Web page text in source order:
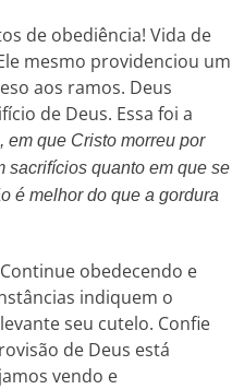
de obediência! Vida de
mesmo providenciou um
aos ramos. Deus
de Deus. Essa foi a
em que Cristo morreu por
sacrifícios quanto em que se
é melhor do que a gordura
obedecendo e
indiquem o
seu cutelo. Confie
de Deus está
vendo e